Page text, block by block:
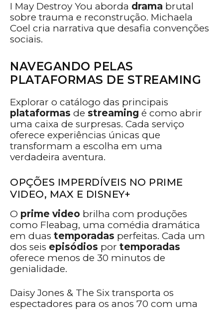
I May Destroy You aborda drama brutal
sobre trauma e reconstrução. Michaela
Coel cria narrativa que desafia convenções
sociais.
NAVEGANDO PELAS
PLATAFORMAS DE STREAMING
Explorar o catálogo das principais
plataformas de streaming é como abrir
uma caixa de surpresas. Cada serviço
oferece experiências únicas que
transformam a escolha em uma
verdadeira aventura.
OPÇÕES IMPERDÍVEIS NO PRIME
VIDEO, MAX E DISNEY+
O prime video brilha com produções
como Fleabag, uma comédia dramática
em duas temporadas perfeitas. Cada um
dos seis episódios por temporadas
oferece menos de 30 minutos de
genialidade.
Daisy Jones & The Six transporta os
espectadores para os anos 70 com uma